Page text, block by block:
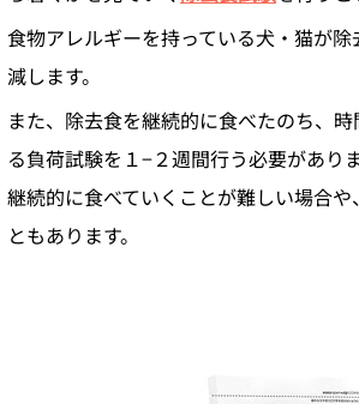
食物アレルギーを持っている犬・猫が
減します。
また、除去食を継続的に食べたのち、
る負荷試験を１−２週間行う必要があり
継続的に食べていくことが難しい場合
ともあります。